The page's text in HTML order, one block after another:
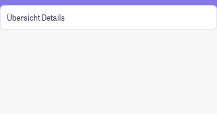
Übersicht Details